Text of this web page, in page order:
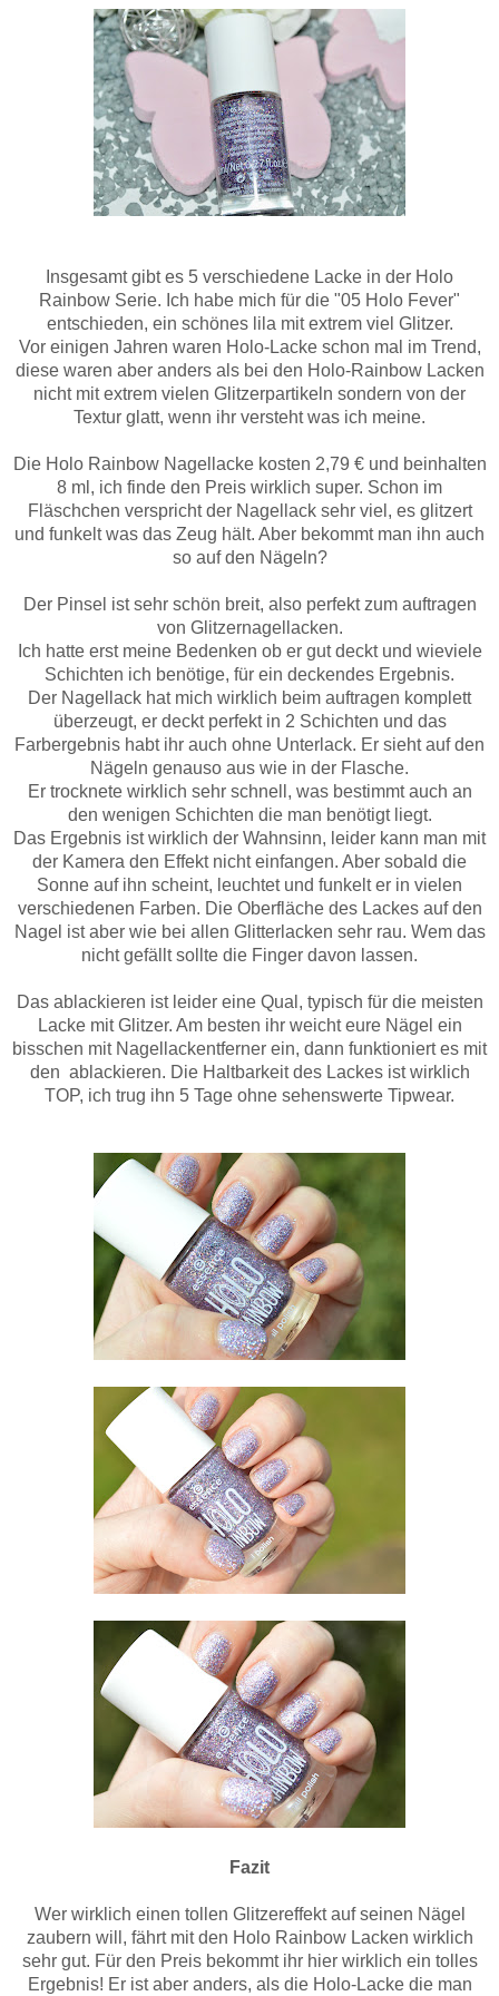
Insgesamt gibt es 5 verschiedene Lacke in der Holo
Rainbow Serie. Ich habe mich für die "05 Holo Fever"
entschieden, ein schönes lila mit extrem viel Glitzer.
Vor einigen Jahren waren Holo-Lacke schon mal im Trend,
diese waren aber anders als bei den Holo-Rainbow Lacken
nicht mit extrem vielen Glitzerpartikeln sondern von der
Textur glatt, wenn ihr versteht was ich meine.
Die Holo Rainbow Nagellacke kosten 2,79 € und beinhalten
8 ml, ich finde den Preis wirklich super. Schon im
Fläschchen verspricht der Nagellack sehr viel, es glitzert
und funkelt was das Zeug hält. Aber bekommt man ihn auch
so auf den Nägeln?
Der Pinsel ist sehr schön breit, also perfekt zum auftragen
von Glitzernagellacken.
Ich hatte erst meine Bedenken ob er gut deckt und wieviele
Schichten ich benötige, für ein deckendes Ergebnis.
Der Nagellack hat mich wirklich beim auftragen komplett
überzeugt, er deckt perfekt in 2 Schichten und das
Farbergebnis habt ihr auch ohne Unterlack. Er sieht auf den
Nägeln genauso aus wie in der Flasche.
Er trocknete wirklich sehr schnell, was bestimmt auch an
den wenigen Schichten die man benötigt liegt.
Das Ergebnis ist wirklich der Wahnsinn, leider kann man mit
der Kamera den Effekt nicht einfangen. Aber sobald die
Sonne auf ihn scheint, leuchtet und funkelt er in vielen
verschiedenen Farben. Die Oberfläche des Lackes auf den
Nagel ist aber wie bei allen Glitterlacken sehr rau. Wem das
nicht gefällt sollte die Finger davon lassen.
Das ablackieren ist leider eine Qual, typisch für die meisten
Lacke mit Glitzer. Am besten ihr weicht eure Nägel ein
bisschen mit Nagellackentferner ein, dann funktioniert es mit
den ablackieren. Die Haltbarkeit des Lackes ist wirklich
TOP, ich trug ihn 5 Tage ohne sehenswerte Tipwear.
Fazit
Wer wirklich einen tollen Glitzereffekt auf seinen Nägel
zaubern will, fährt mit den Holo Rainbow Lacken wirklich
sehr gut. Für den Preis bekommt ihr hier wirklich ein tolles
Ergebnis! Er ist aber anders, als die Holo-Lacke die man